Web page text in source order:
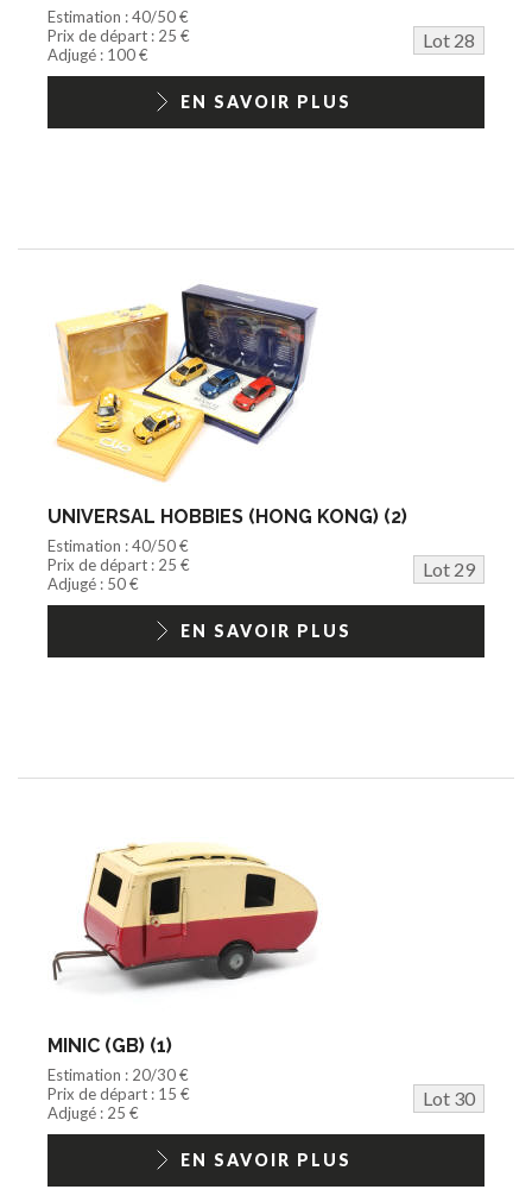
Estimation : 40/50 €
Prix de départ : 25 €
Lot 28
Adjugé : 100 €
EN SAVOIR PLUS
UNIVERSAL HOBBIES (HONG KONG) (2)
Estimation : 40/50 €
Prix de départ : 25 €
Lot 29
Adjugé : 50 €
EN SAVOIR PLUS
MINIC (GB) (1)
Estimation : 20/30 €
Prix de départ : 15 €
Lot 30
Adjugé : 25 €
EN SAVOIR PLUS